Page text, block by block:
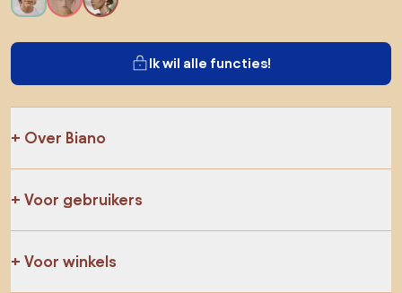
Ik wil alle functies!
Over Biano
Voor gebruikers
Voor winkels